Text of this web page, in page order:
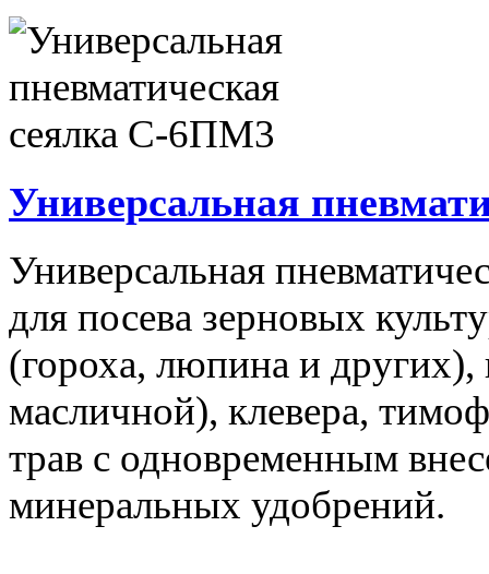
Универсальная
Универсальная
для посева зерновых
(гороха, люпина и других),
масличной), клевера,
трав с одновременным
минеральных удобрений.